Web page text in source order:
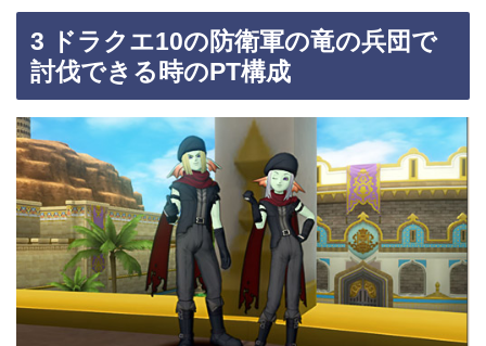
3 ドラクエ10の防衛軍の竜の兵団で
討伐できる時のPT構成